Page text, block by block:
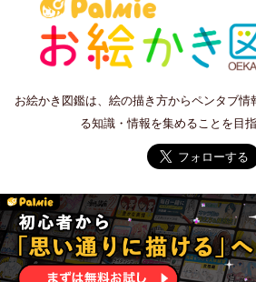
お絵かき図鑑は、絵の描き方からペンタブ情
る知識・情報を集めることを目指